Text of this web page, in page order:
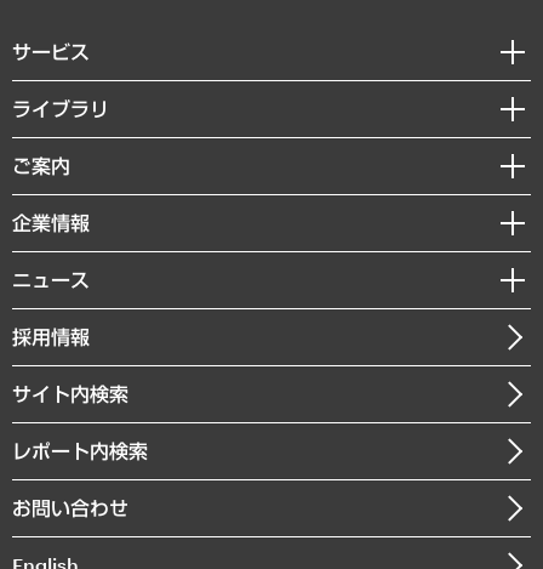
サービス
経営戦略
組織・人事戦略
デジタルイノベーション
共生・ダイバーシティ
GRC（ガバナンス・リスク・コンプライアンス）・防災（政策）
経済・産業・雇用・労働
まちづくり・観光・交通・スポーツ・スマートシティ
自然資源・農林水産業・食料システム
ライブラリ
経済調査
レポート
コラム
経営用語集
受託・受注実績（官公庁関連）
メディア掲載・出演
ご案内
セミナー・イベント情報
MUFGビジネスセミナー
受託案件情報
企業情報
私たちの想い
社長メッセージ
会社概要
沿革
組織図・本部部室紹介
インドネシア現地法人
ニュース
ニュースリリース
お知らせ
採用情報
サイト内検索
レポート内検索
お問い合わせ